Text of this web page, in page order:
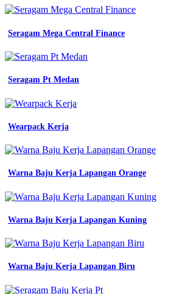
bahan
terbaik
untuk
seragam
kerja
lapangan
konveksi
bahan
cocok
bikin
kerja
desain
seragam
kerja
yang
stylish
baju
kerja
kerja
Seragam Mega Central Finance
Seragam Pt Medan
Wearpack Kerja
Warna Baju Kerja Lapangan Orange
Warna Baju Kerja Lapangan Kuning
Warna Baju Kerja Lapangan Biru